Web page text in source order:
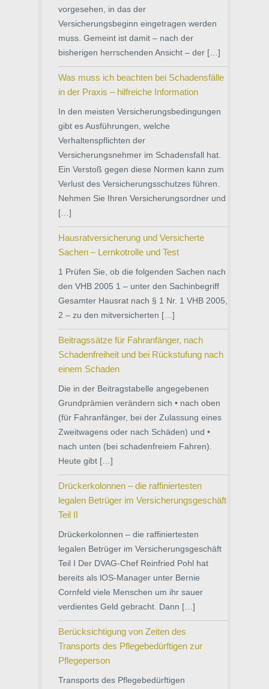
vorgesehen, in das der
Versicherungsbeginn eingetragen werden
muss. Gemeint ist damit – nach der
bisherigen herrschenden Ansicht – der […]
Was muss ich beachten bei Schadensfälle
in der Praxis – hilfreiche Information
In den meisten Versicherungsbedingungen
gibt es Ausführungen, welche
Verhaltenspflichten der
Versicherungsnehmer im Schadensfall hat.
Ein Verstoß gegen diese Normen kann zum
Verlust des Versicherungsschutzes führen.
Nehmen Sie Ihren Versicherungsordner und
[…]
Hausratversicherung und Versicherte
Sachen – Lernkotrolle und Test
1 Prüfen Sie, ob die folgenden Sachen nach
den VHB 2005 1 – unter den Sachinbegriff
Gesamter Hausrat nach § 1 Nr. 1 VHB 2005,
2 – zu den mitversicherten […]
Beitragssätze für Fahranfänger, nach
Schadenfreiheit und bei Rückstufung nach
einem Schaden
Die in der Beitragstabelle angegebenen
Grundprämien verändern sich • nach oben
(für Fahranfänger, bei der Zulassung eines
Zweitwagens oder nach Schäden) und •
nach unten (bei schadenfreiem Fahren).
Heute gibt […]
Drückerkolonnen – die raffiniertesten
legalen Betrüger im Versicherungsgeschäft
Teil II
Drückerkolonnen – die raffiniertesten
legalen Betrüger im Versicherungsgeschäft
Teil I Der DVAG-Chef Reinfried Pohl hat
bereits als lOS-Manager unter Bernie
Cornfeld viele Menschen um ihr sauer
verdientes Geld gebracht. Dann […]
Berücksichtigung von Zeiten des
Transports des Pflegebedürftigen zur
Pflegeperson
Transports des Pflegebedürftigen